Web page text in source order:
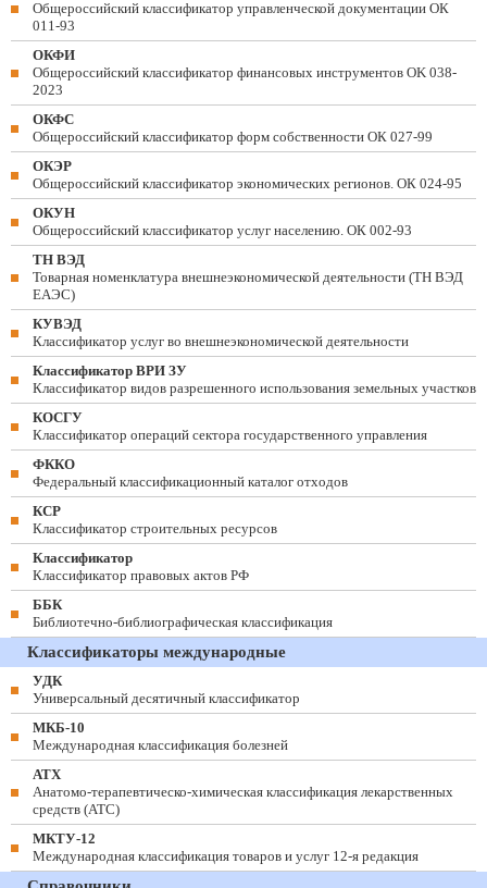
Общероссийский классификатор управленческой документации ОК
011-93
ОКФИ
Общероссийский классификатор финансовых инструментов OK 038-
2023
ОКФС
Общероссийский классификатор форм собственности ОК 027-99
ОКЭР
Общероссийский классификатор экономических регионов. ОК 024-95
ОКУН
Общероссийский классификатор услуг населению. ОК 002-93
ТН ВЭД
Товарная номенклатура внешнеэкономической деятельности (ТН ВЭД
ЕАЭС)
КУВЭД
Классификатор услуг во внешнеэкономической деятельности
Классификатор ВРИ ЗУ
Классификатор видов разрешенного использования земельных участков
КОСГУ
Классификатор операций сектора государственного управления
ФККО
Федеральный классификационный каталог отходов
КСР
Классификатор строительных ресурсов
Классификатор
Классификатор правовых актов РФ
ББК
Библиотечно-библиографическая классификация
Классификаторы международные
УДК
Универсальный десятичный классификатор
МКБ-10
Международная классификация болезней
АТХ
Анатомо-терапевтическо-химическая классификация лекарственных
средств (ATC)
МКТУ-12
Международная классификация товаров и услуг 12-я редакция